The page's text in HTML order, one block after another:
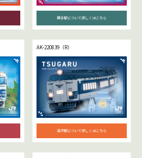
横手駅について詳しくはこちら
AK-220839（R）
湯沢駅について詳しくはこちら